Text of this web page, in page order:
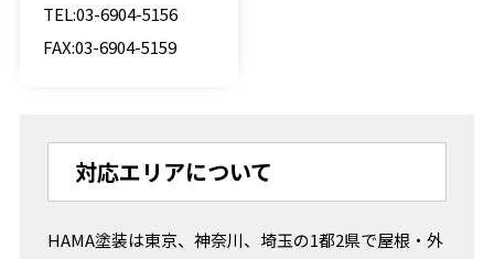
TEL:03-6904-5156
FAX:03-6904-5159
対応エリアについて
HAMA塗装は東京、神奈川、埼玉の1都2県で屋根・外